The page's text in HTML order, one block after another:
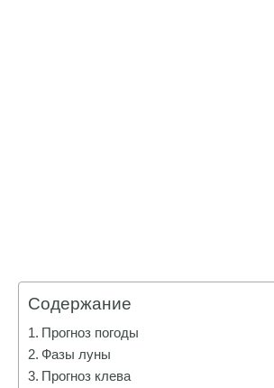
Содержание
Прогноз погоды
Фазы луны
Прогноз клева